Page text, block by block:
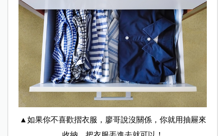
▲如果你不喜歡摺衣服，廖哥說沒關係，你就用抽屜來